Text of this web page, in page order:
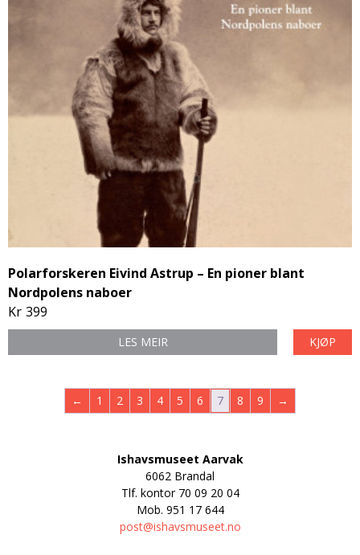
Polarforskeren Eivind Astrup – En pioner blant
Nordpolens naboer
Kr 399
LES MEIR KJØP
← 1 2 3 4 5 6 7 8 9 →
Ishavsmuseet Aarvak
6062 Brandal
Tlf. kontor 70 09 20 04
Mob. 951 17 644
post@ishavsmuseet.no